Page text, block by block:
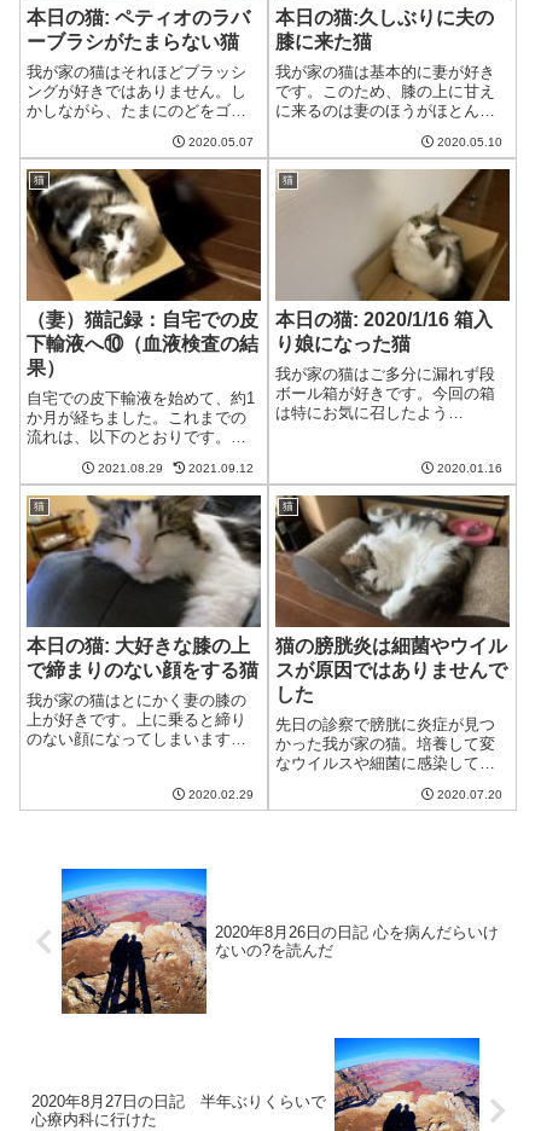
本日の猫: ペティオのラバ
ーブラシがたまらない猫
我が家の猫はそれほどブラッシ
ングが好きではありません。し
かしながら、たまにのどをゴロ
ります。今日もそうでした。ラ
バーブラシがたまらない猫妻ご
奉仕しますよー猫む、それはゴ
ムブラシ。今日はそれがやって
ほしかったのよね...
2020.05.07
本日の猫:久しぶりに夫の
膝に来た猫
我が家の猫は基本的に妻が好き
です。このため、膝の上に甘え
に来るのは妻のほうがほとんど
てくれました。バランスをとる
ためたまには夫の方にくる猫猫
本当は妻の方が好きだけど、た
まには夫にもご奉仕をしておか
なくては。今日は...
2020.05.10
猫
（妻）猫記録：自宅での皮
下輸液へ⑩（血液検査の結
果）
自宅での皮下輸液を始めて、約1
か月が経ちました。これまでの
流れは、以下のとおりです。
輸液に必要なもの）：7/23に価
格について追記しました ⇒自
宅での皮下輸液へ②（皮下輸液
のやり方について） ⇒自宅で
の皮下輸液...
2021.08.29 2021.09.12
猫
本日の猫: 2020/1/16 箱入
り娘になった猫
我が家の猫はご多分に漏れず段
ボール箱が好きです。今回の箱
は特にお気に召したよう
あたいが使ってあげるわ。猫こ
れは人間どもがかわいさのあま
りひーひー言う箱ね。要求があ
るときは箱に入って要求す...
2020.01.16
猫
本日の猫: 大好きな膝の上
で締まりのない顔をする猫
我が家の猫はとにかく妻の膝の
上が好きです。上に乗ると締り
のない顔になってしまいます。
温かいしこのまま寝るわね。妻
それは良いのですが、その手は
2020.02.29
猫
猫の膀胱炎は細菌やウイル
スが原因ではありませんで
した
先日の診察で膀胱に炎症が見つ
かった我が家の猫。培養して変
なウイルスや細菌に感染してい
結果がようやく出ました。結果
2020.07.20
2020年8月26日の日記 心を病んだらいけ
ないの?を読んだ
2020年8月27日の日記 半年ぶりくらいで
心療内科に行けた